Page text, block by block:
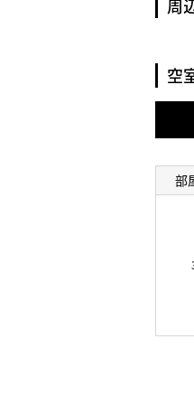
周
空
部